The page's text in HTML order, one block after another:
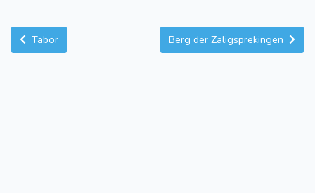
Tabor Berg der Zaligsprekingen